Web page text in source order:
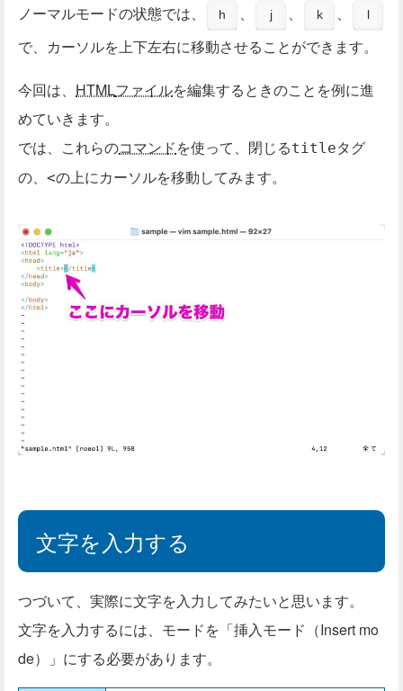
ノーマルモードの状態では、 h j k l
で、カーソルを上下左右に移動させることができます。
今回は、 HTMLファイルを編集するときのことを例に進
めていきます。
では、これらのコマンドを使って、閉じるtitleタグ
の、
<の上にカーソルを移動してみます。
文字を入力する
つづいて、実際に文字を入力してみたいと思います。
文字を入力するには、モードを「挿入モード（Insert mo
de）」にする必要があります。